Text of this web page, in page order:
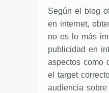
Según el blog
en internet,
no es lo más
publicidad en
aspectos como
el target
audiencia